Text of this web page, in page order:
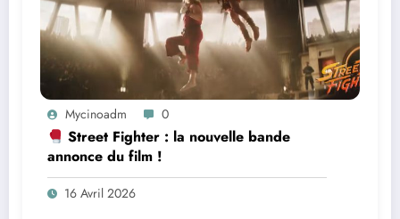
Mycinoadm 0
Street Fighter : la nouvelle bande
annonce du film !
16 Avril 2026